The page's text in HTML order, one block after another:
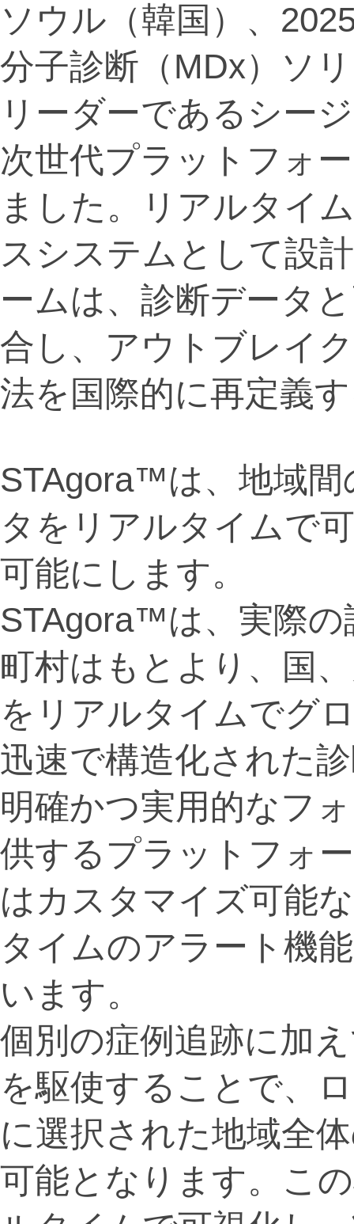
ソウル（韓国）、
分子診断（MDx）ソ
リーダーであるシー
次世代プラットフォ
ました。リアルタイ
スシステムとして設
ームは、診断データ
合し、アウトブレイ
法を国際的に再定義
STAgora™は、地域
タをリアルタイムで
可能にします。
STAgora™は、実際の
町村はもとより、国
をリアルタイムでグ
迅速で構造化された
明確かつ実用的なフ
供するプラットフォ
はカスタマイズ可能
タイムのアラート機
います。
個別の症例追跡に加
を駆使することで、
に選択された地域全
可能となります。こ